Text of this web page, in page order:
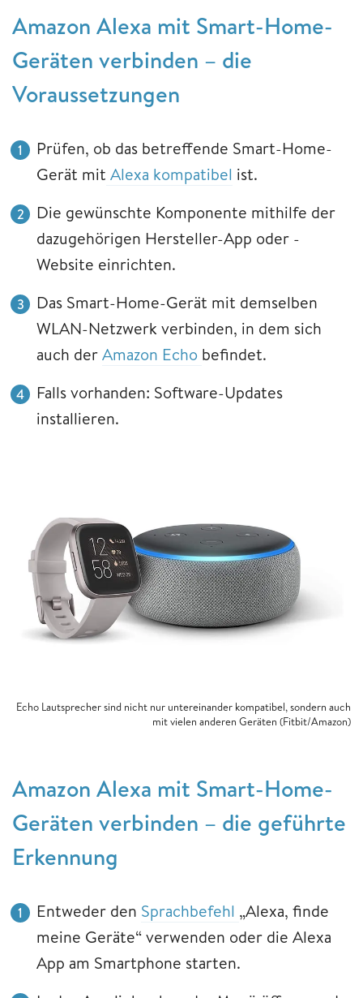
Amazon Alexa mit Smart-Home-
Geräten verbinden – die
Voraussetzungen
Prüfen, ob das betreffende Smart-Home-
Gerät mit Alexa kompatibel ist.
Die gewünschte Komponente mithilfe der
dazugehörigen Hersteller-App oder -
Website einrichten.
Das Smart-Home-Gerät mit demselben
WLAN-Netzwerk verbinden, in dem sich
auch derAmazon Echo befindet.
Falls vorhanden: Software-Updates
installieren.
Echo Lautsprecher sind nicht nur untereinander kompatibel, sondern auch
mit vielen anderen Geräten (Fitbit/Amazon)
Amazon Alexa mit Smart-Home-
Geräten verbinden – die geführte
Erkennung
Entweder den Sprachbefehl „Alexa, finde
meine Geräte“ verwenden oder die Alexa
App am Smartphone starten.